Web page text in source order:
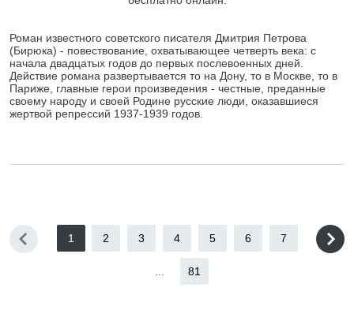
Роман известного советского писателя Дмитрия Петрова
(Бирюка) - повествование, охватывающее четверть века: с
начала двадцатых годов до первых послевоенных дней.
Действие романа развертывается то на Дону, то в Москве, то в
Париже, главные герои произведения - честные, преданные
своему народу и своей Родине русские люди, оказавшиеся
жертвой репрессий 1937-1939 годов.
1 2 3 4 5 6 7
81